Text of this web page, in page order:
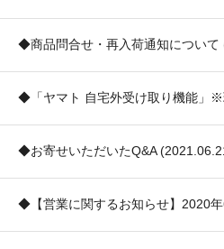
◆商品問合せ・再入荷通知について
◆「ヤマト 自宅外受け取り機能」※
◆お寄せいただいたQ&A
◆【営業に関するお知らせ】2020